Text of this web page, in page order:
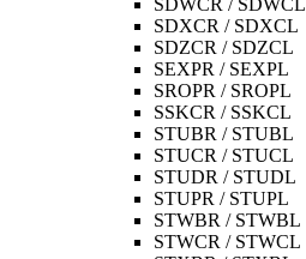
SDWCR / SDWCL
SDXCR / SDXCL
SDZCR / SDZCL
SEXPR / SEXPL
SROPR / SROPL
SSKCR / SSKCL
STUBR / STUBL
STUCR / STUCL
STUDR / STUDL
STUPR / STUPL
STWBR / STWBL
STWCR / STWCL